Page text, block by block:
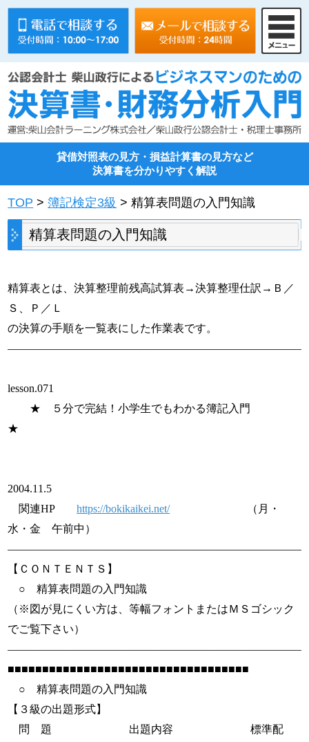
貸借対照表の見方・損益計算書の見方など
決算書を分かりやすく解説
TOP >簿記検定3級 > 精算表問題の入門知識
精算表問題の入門知識
精算表とは、決算整理前残高試算表→決算整理仕訳→Ｂ／
Ｓ、Ｐ／Ｌ
の決算の手順を一覧表にした作業表です。
lesson.071
★ ５分で完結！小学生でもわかる簿記入門
★
2004.11.5
関連HPhttps://bokikaikei.net/（月・
水・金 午前中）
【ＣＯＮＴＥＮＴＳ】
○ 精算表問題の入門知識
（※図が見にくい方は、等幅フォントまたはＭＳゴシック
でご覧下さい）
■■■■■■■■■■■■■■■■■■■■■■■■■■■■■■■■■■■
○ 精算表問題の入門知識
【３級の出題形式】
問 題 出題内容 標準配